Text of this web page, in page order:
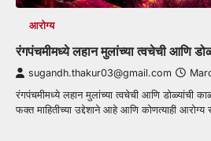
आरोग्य
रंगपंचमीमध्ये लहान मुलांच्या त्वचेची आणि
sugandh.thakur03@gmail.com
रंगपंचमीमध्ये लहान मुलांच्या त्वचेची आणि डोळ्यांची
फक्त माहितीच्या उद्देशाने आहे आणि कोणत्याही